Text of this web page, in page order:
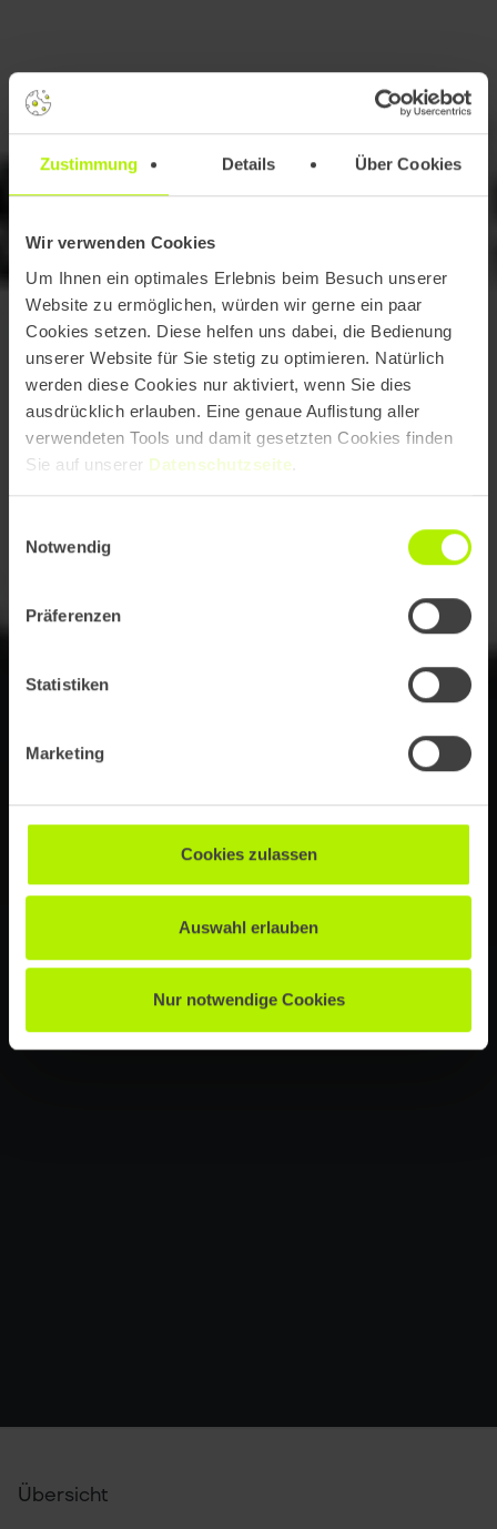
Zustimmung Details Über Cookies
Wir verwenden Cookies
Um Ihnen ein optimales Erlebnis beim Besuch unserer
Website zu ermöglichen, würden wir gerne ein paar
Cookies setzen. Diese helfen uns dabei, die Bedienung
unserer Website für Sie stetig zu optimieren. Natürlich
werden diese Cookies nur aktiviert, wenn Sie dies
ausdrücklich erlauben. Eine genaue Auflistung aller
verwendeten Tools und damit gesetzten Cookies finden
Sie auf unserer Datenschutzseite
Notwendig
Präferenzen
Statistiken
Marketing
Cookies zulassen
Auswahl erlauben
Nur notwendige Cookies
Übersicht